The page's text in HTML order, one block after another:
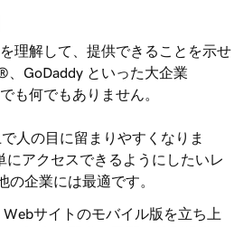
理解して、提供できることを示せ
GoDaddy といった大企業
も何でもありません。
人の目に留まりやすくなりま
アクセスできるようにしたいレ
企業には最適です。
サイトのモバイル版を立ち上